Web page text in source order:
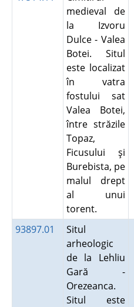
medieval de
la Izvoru
Dulce - Valea
Botei. Situl
este localizat
în vatra
fostului sat
Valea Botei,
între străzile
Topaz,
Ficusului şi
Burebista, pe
malul drept
al unui
torent.
93897.01
Situl
arheologic
de la Lehliu
Gară -
Orezeanca.
Situl este